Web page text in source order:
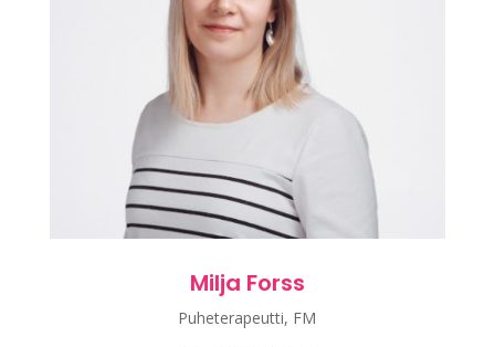
Milja Forss
Puheterapeutti, FM